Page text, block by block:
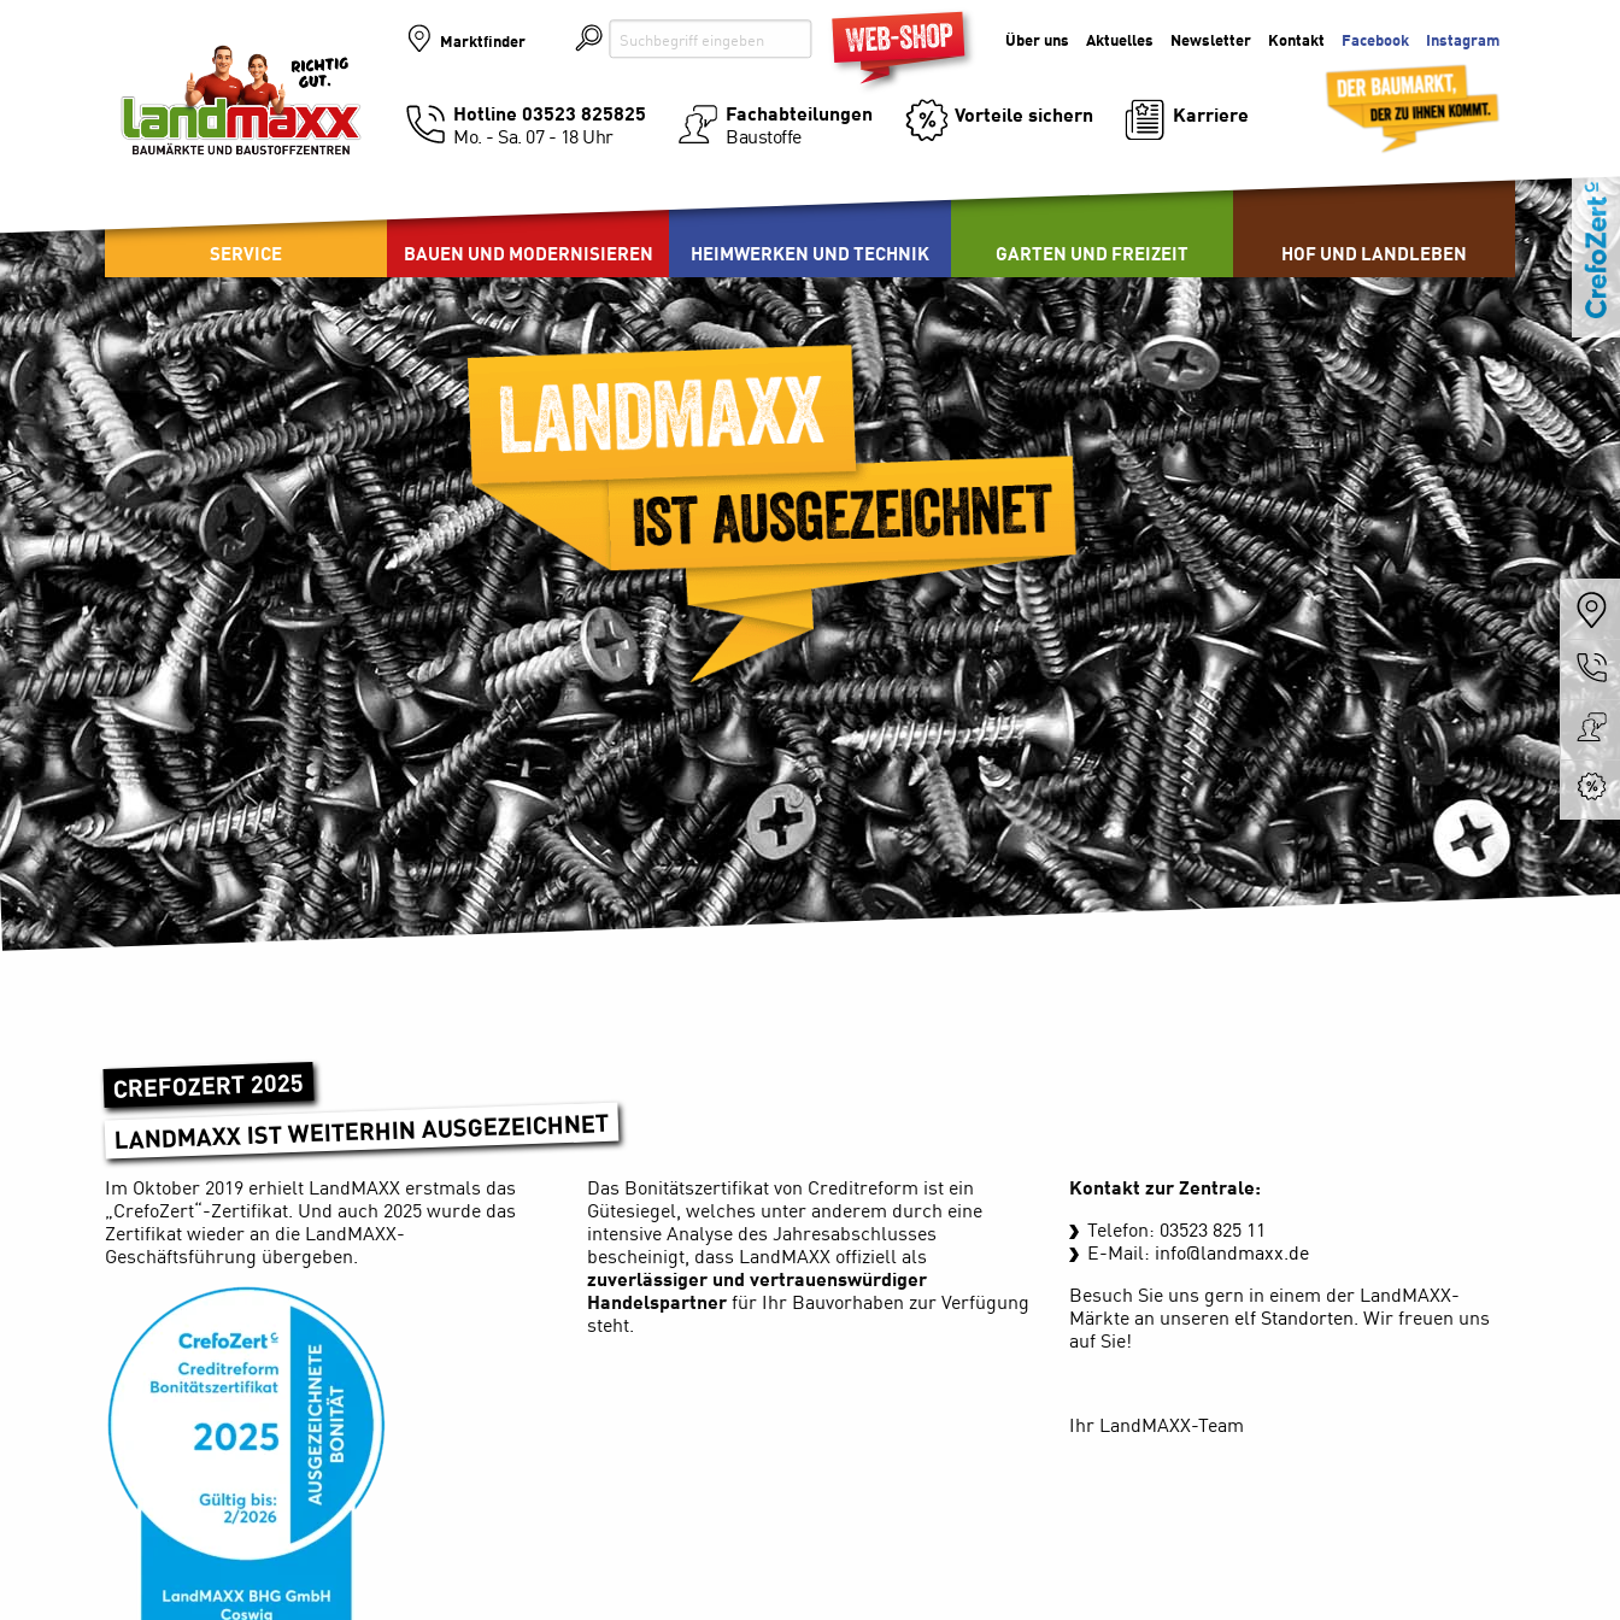
Marktfinder Über uns Aktuelles Newsletter Kontakt Facebook Instagram
Hotline 03523 825825
Mo. - Sa. 07 - 18 Uhr
Fachabteilungen
Baustoffe
Vorteile sichern Karriere
SERVICE BAUEN UND MODERNISIEREN HEIMWERKEN UND TECHNIK GARTEN UND FREIZEIT HOF UND LANDLEBEN
CREFOZERT 2025
LANDMAXX IST WEITERHIN AUSGEZEICHNET
Im Oktober 2019 erhielt LandMAXX erstmals das
„CrefoZert“-Zertifikat. Und auch 2025 wurde das
Zertifikat wieder an die LandMAXX-
Geschäftsführung übergeben.
Das Bonitätszertifikat von Creditreform ist ein
Gütesiegel, welches unter anderem durch eine
intensive Analyse des Jahresabschlusses
bescheinigt, dass LandMAXX offiziell als
zuverlässiger und vertrauenswürdiger
Handelspartnerfür Ihr Bauvorhaben zur Verfügung
steht.
Kontakt zur Zentrale:
Telefon: 03523 825 11
E-Mail: info@landmaxx.de
Besuch Sie uns gern in einem der LandMAXX-
Märkte an unseren elf Standorten. Wir freuen uns
auf Sie!
Ihr LandMAXX-Team